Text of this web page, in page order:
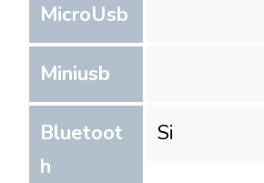
MicroUsb
Miniusb
Bluetoot
h
Si